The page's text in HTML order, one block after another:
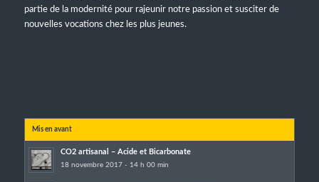
partie de la modernité pour rajeunir notre passion et susciter de
nouvelles vocations chez les plus jeunes.
Mis en avant
CO2 artisanal – Acide et Bicarbonate
18 novembre 2017 - 14 h 00 min